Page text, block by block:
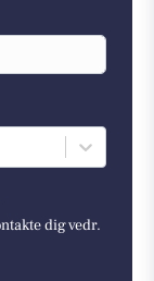
dig vedr.